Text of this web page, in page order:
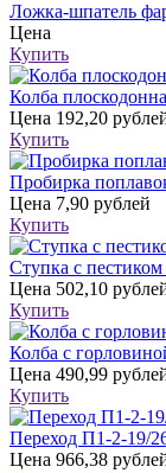
Ложка-шпатель
Цена
Купить
Колба
Цена 192,20
Купить
Пробирка
Цена 7,90 рублей
Купить
Ступка с
Цена 502,10
Купить
Колба с
Цена 490,99
Купить
Переход П1-2-19/
Цена 966,38